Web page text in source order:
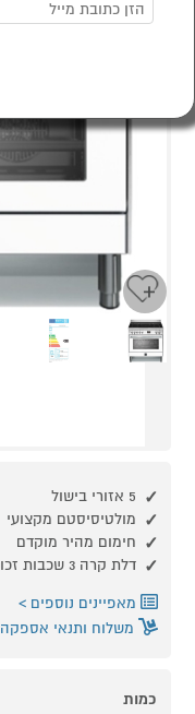
5 אזורי בישול
מולטיסיסטם מקצועי
חימום מהיר מוקדם
דלת קרה 3 שכבות זכוכית
מאפיינים נוספים
משלוח ותנאי אספקה
כמות